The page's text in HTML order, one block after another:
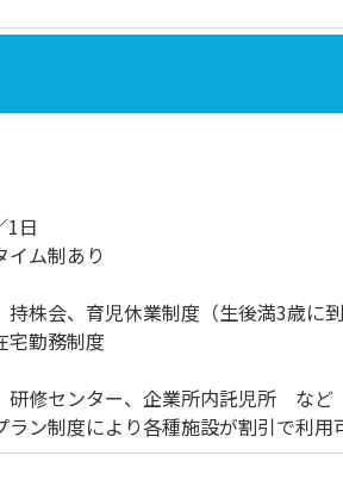
1日
ム制あり
持株会、育児休業制度（生後満3歳に
宅勤務制度
研修センター、企業所内託児所 など
ン制度により各種施設が割引で利用